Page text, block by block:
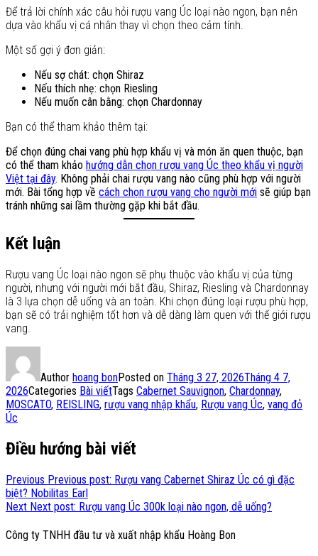
Để trả lời chính xác câu hỏi rượu vang Úc loại nào ngon, bạn nên
dựa vào khẩu vị cá nhân thay vì chọn theo cảm tính.
Một số gợi ý đơn giản:
Nếu sợ chát: chọn Shiraz
Nếu thích nhẹ: chọn Riesling
Nếu muốn cân bằng: chọn Chardonnay
Bạn có thể tham khảo thêm tại:
Để chọn đúng chai vang phù hợp khẩu vị và món ăn quen thuộc, bạn
có thể tham khảo hướng dẫn chọn rượu vang Úc theo khẩu vị người
Việt tại đây. Không phải chai rượu vang nào cũng phù hợp với người
mới. Bài tổng hợp về cách chọn rượu vang cho người mới sẽ giúp bạn
tránh những sai lầm thường gặp khi bắt đầu.
Kết luận
Rượu vang Úc loại nào ngon sẽ phụ thuộc vào khẩu vị của từng
người, nhưng với người mới bắt đầu, Shiraz, Riesling và Chardonnay
là 3 lựa chọn dễ uống và an toàn. Khi chọn đúng loại rượu phù hợp,
bạn sẽ có trải nghiệm tốt hơn và dễ dàng làm quen với thế giới rượu
vang.
Author hoang bonPosted on Tháng 3 27, 2026Tháng 4 7,
2026Categories Bài viếtTags Cabernet Sauvignon, Chardonnay,
MOSCATO, REISLING, rượu vang nhập khẩu, Rượu vang Úc, vang đỏ
Úc
Điều hướng bài viết
Previous Previous post: Rượu vang Cabernet Shiraz Úc có gì đặc
biệt? Nobilitas Earl
Next Next post: Rượu vang Úc 300k loại nào ngon, dễ uống?
Công ty TNHH đầu tư và xuất nhập khẩu Hoàng Bon